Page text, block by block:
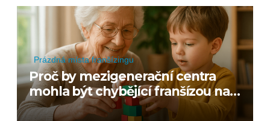
Prázdná místa franšízingu
Proč by mezigenerační centra
mohla být chybějící franšízou naší
doby